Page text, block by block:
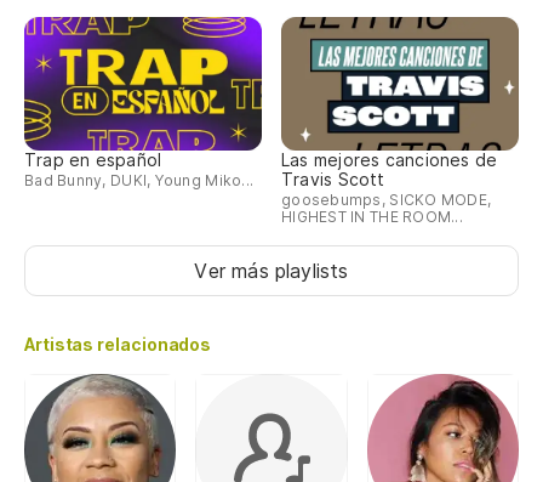
Trap en español
Bad Bunny, DUKI, Young Miko...
Las mejores canciones de
Travis Scott
goosebumps, SICKO MODE,
HIGHEST IN THE ROOM...
Ver más playlists
Artistas relacionados